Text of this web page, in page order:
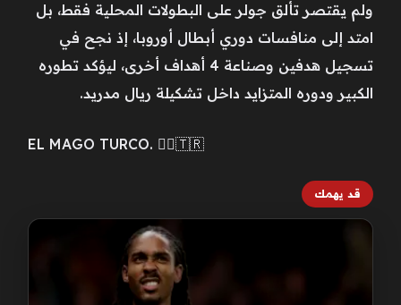
ولم يقتصر تألق جولر على البطولات المحلية فقط، بل
امتد إلى منافسات دوري أبطال أوروبا، إذ نجح في
تسجيل هدفين وصناعة 4 أهداف أخرى، ليؤكد تطوره
الكبير ودوره المتزايد داخل تشكيلة ريال مدريد.
EL MAGO TURCO. 🧙‍♂️🇹🇷
قد يهمك